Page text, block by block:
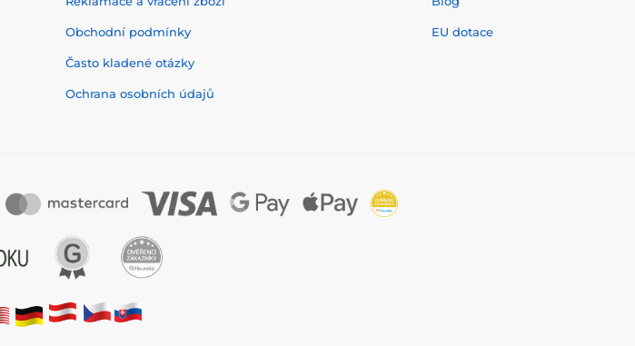
Obchodní podmínky
Často kladené otázky
Ochrana osobních údajů
EU dotace